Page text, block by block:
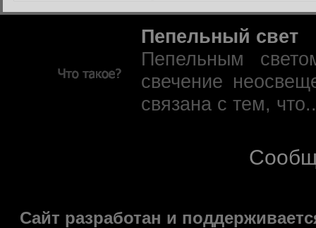
Пепельный свет
Пепельным
свечение
связана с тем,
Сайт разработан и